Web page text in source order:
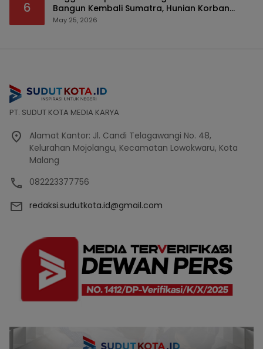
6
Bangun Kembali Sumatra, Hunian Korban
Bencana Bakal Difokuskan
May 25, 2026
PT. SUDUT KOTA MEDIA KARYA
Alamat Kantor: Jl. Candi Telagawangi No. 48,
Kelurahan Mojolangu, Kecamatan Lowokwaru, Kota
Malang
082223377756
redaksi.sudutkota.id@gmail.com